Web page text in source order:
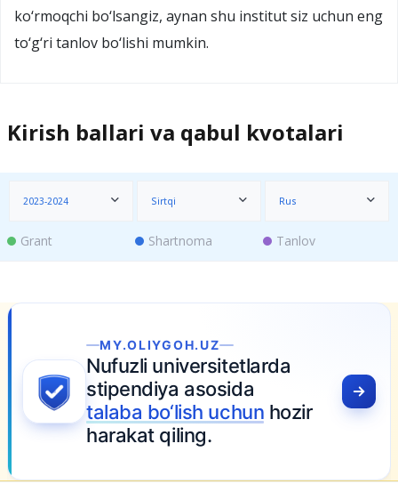
ko‘rmoqchi bo‘lsangiz, aynan shu institut siz uchun eng
to‘g‘ri tanlov bo‘lishi mumkin.
Kirish ballari va qabul kvotalari
2023-2024 Sirtqi Rus
Grant Shartnoma Tanlov
MY.OLIYGOH.UZ
Nufuzli universitetlarda
stipendiya asosida
talaba bo‘lish uchunhozir
harakat qiling.